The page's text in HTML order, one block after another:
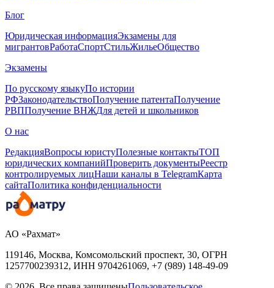
Блог
Юридическая информацияЭкзамены для
мигрантовРаботаСпортСтильЖильеОбщество
Экзамены
По русскому языкуПо истории
РФЗаконодательствоПолучение патентаПолучение
РВППолучение ВНЖДля детей и школьников
О нас
РедакцияВопросы юристуПолезные контактыТОП
юридических компанийПроверить документыРеестр
контролируемых лицНаши каналы в TelegramКарта
сайтаПолитика конфиденциальности
АО «Рахмат»
119146, Москва, Комсомольский проспект, 30, ОГРН
1257700239312, ИНН 9704261069, +7 (989) 148-49-09